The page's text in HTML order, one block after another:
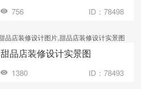
756 ID：78498
收藏 装修成这样要花多少钱？
甜品店装修设计实景图
1380 ID：78493